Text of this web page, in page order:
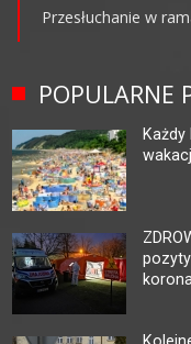
Przesłuchanie w
POPULARNE